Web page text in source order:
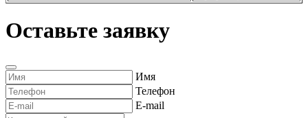
Оставьте заявку
Имя
Телефон
E-mail